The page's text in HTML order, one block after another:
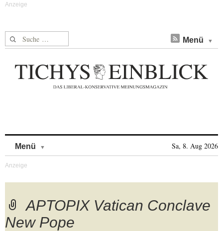
Suche nach: Menü
Menü Sa, 8. Aug 2026
APTOPIX Vatican Conclave
New Pope